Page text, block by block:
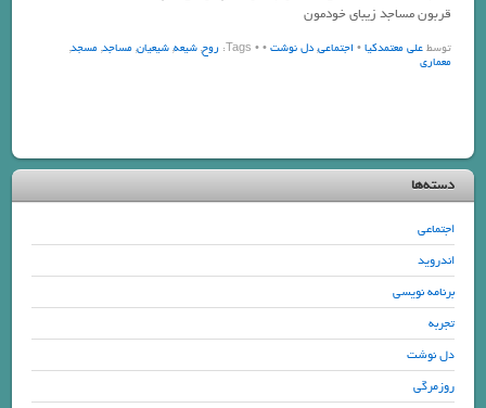
قربون مساجد زیبای خودمون
توسطعلی معتمدکیا• اجتماعی,دل نوشت•
• Tags: روح,شیعه,شیعیان,مساجد,مسجد,
معماری
دسته‌ها
اجتماعی
اندروید
برنامه نویسی
تجربه
دل نوشت
روزمرگی